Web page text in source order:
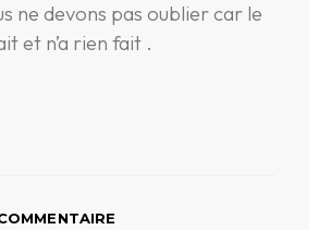
ne devons pas oublier car le
et n’a rien fait .